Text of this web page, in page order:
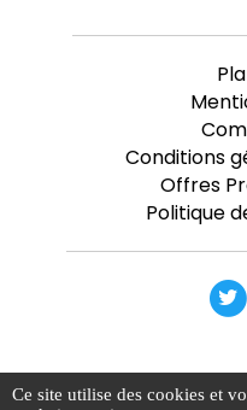
Conditions
Offres
Politique
Ce site utilise des cookies et